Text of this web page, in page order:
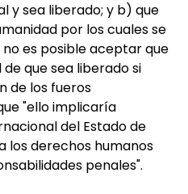
y sea liberado; y b) que
por los cuales se
es posible aceptar que
que sea liberado si
de los fueros
"ello implicaría
del Estado de
los derechos humanos
penales".